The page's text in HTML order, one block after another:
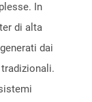
In
di alta
dai